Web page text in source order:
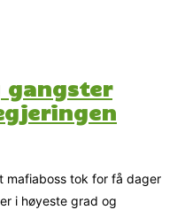
mafiaboss tok for få dager
i høyeste grad og